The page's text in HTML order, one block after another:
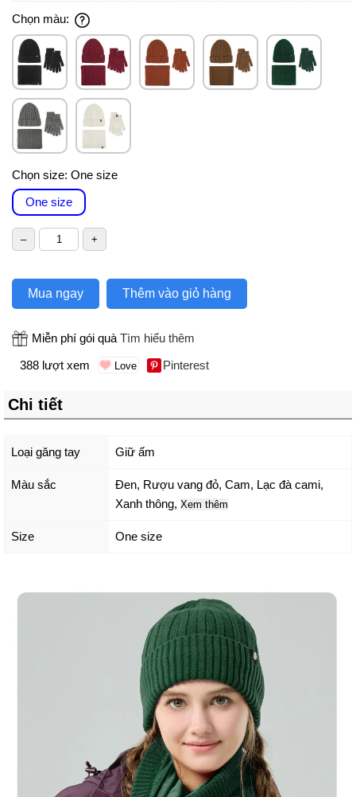
Chọn màu:
Chọn size: One size
One size
Mua ngay Thêm vào giỏ hàng
Miễn phí gói quà Tìm hiểu thêm
388 lượt xem
Pinterest
Chi tiết
Loại găng tay Giữ ấm
Màu sắc Đen, Rượu vang đỏ, Cam, Lạc đà cami,
Xanh thông, Xem thêm
Size One size